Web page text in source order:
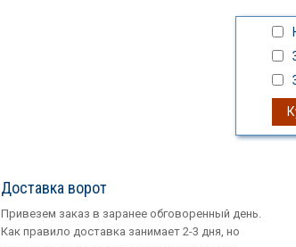
Доставка ворот
Привезем заказ в заранее обговоренный день.
Как правило доставка занимает 2-3 дня, но